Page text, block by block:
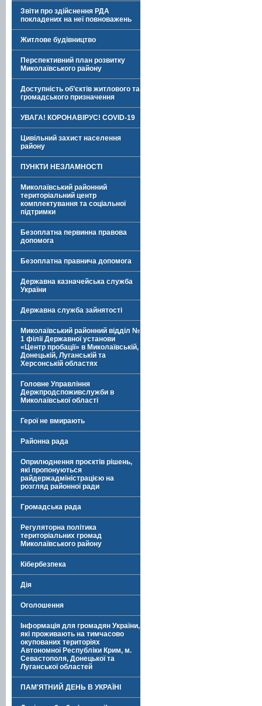
Звіти про здійснення РДА
покладених на неї повноважень
Житлове будівництво
Перспективний план розвитку
Миколаївського району
Доступність об’єктів житлового та
громадського призначення
УВАГА! КОРОНАВІРУС! COVID-19
Цивільний захист населення
району
ПУНКТИ НЕЗЛАМНОСТІ
Миколаївський районний
територіальний центр
комплектування та соціальної
підтримки
Безоплатна первинна правова
допомога
Безоплатна правнича допомога
Державна казначейська служба
України
Державна служба зайнятості
Миколаївський районний відділ №
1 філії Державної установи
«Центр пробації» в Миколаївській,
Донецькій, Луганській та
Херсонській областях
Головне Управління
Держпродспоживслужби в
Миколаївської області
Герої не вмирають
Районна рада
Оприлюднення проєктів рішень,
які пропонуються
райдержадміністрацією на
розгляд районної ради
Громадська рада
Регуляторна політика
територіальних громад
Миколаївського району
Кібербезпека
Дія
Оголошення
Інформація для громадян України,
які проживають на тимчасово
окупованих територіях
Автономної Республіки Крим, м.
Севастополя, Донецької та
Луганської областей
ПАМ'ЯТНИЙ ДЕНЬ В УКРАЇНІ